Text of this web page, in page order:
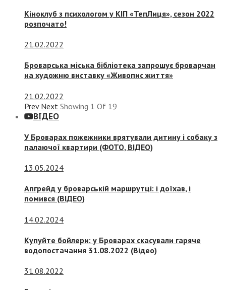
Кіноклуб з психологом у КІП «ТепЛиця», сезон 2022
розпочато!
21.02.2022
Броварська міська бібліотека запрошує броварчан
на художню виставку «Живопис життя»
21.02.2022
Prev Next Showing 1 Of 19
ВІДЕО
У Броварах пожежники врятували дитину і собаку з
палаючої квартири (ФОТО, ВІДЕО)
13.05.2024
Апгрейд у броварській маршрутці: і доїхав, і
помився (ВІДЕО)
14.02.2024
Купуйте бойлери: у Броварах скасували гаряче
водопостачання 31.08.2022 (Відео)
31.08.2022